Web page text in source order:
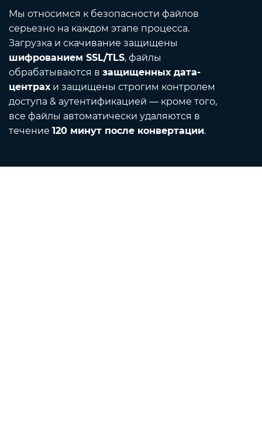
Мы относимся к безопасности файлов
серьезно на каждом этапе процесса.
Загрузка и скачивание защищены
шифрованием SSL/TLS, файлы
обрабатываются в защищенных дата-
центрахи защищены строгим контролем
доступа & аутентификацией — кроме того,
все файлы автоматически удаляются в
течение 120 минут после конвертации.